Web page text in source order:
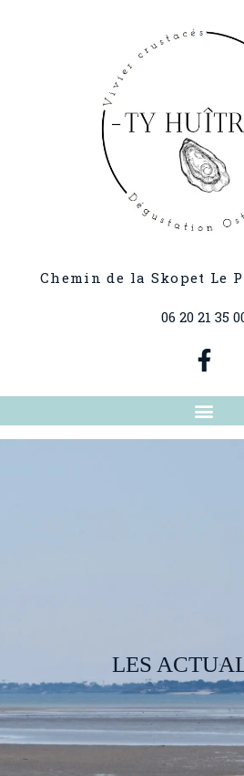
Chemin de la Skopet Le
06 20 21 35
LES